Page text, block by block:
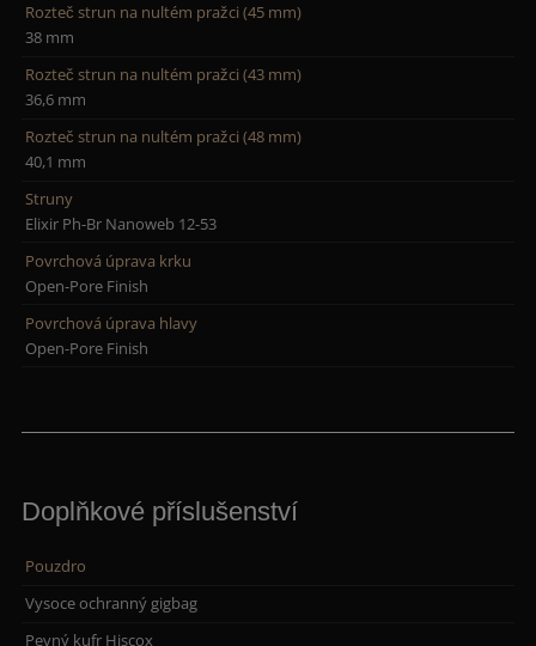
Rozteč strun na nultém pražci (45 mm)
38 mm
Rozteč strun na nultém pražci (43 mm)
36,6 mm
Rozteč strun na nultém pražci (48 mm)
40,1 mm
Struny
Elixir Ph-Br Nanoweb 12-53
Povrchová úprava krku
Open-Pore Finish
Povrchová úprava hlavy
Open-Pore Finish
Doplňkové příslušenství
Pouzdro
Vysoce ochranný gigbag
Pevný kufr Hiscox